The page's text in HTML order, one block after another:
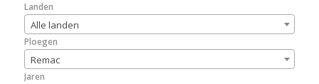
Landen
Alle landen
Ploegen
Remac
Jaren